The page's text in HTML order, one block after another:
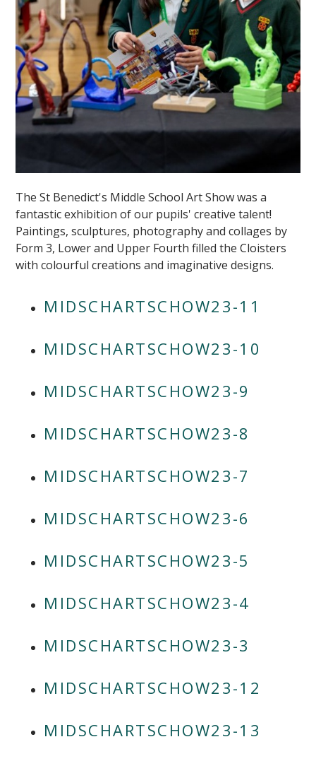
The St Benedict's Middle School Art Show was a
fantastic exhibition of our pupils' creative talent!
Paintings, sculptures, photography and collages by
Form 3, Lower and Upper Fourth filled the Cloisters
with colourful creations and imaginative designs.
MIDSCHARTSCHOW23-11
MIDSCHARTSCHOW23-10
MIDSCHARTSCHOW23-9
MIDSCHARTSCHOW23-8
MIDSCHARTSCHOW23-7
MIDSCHARTSCHOW23-6
MIDSCHARTSCHOW23-5
MIDSCHARTSCHOW23-4
MIDSCHARTSCHOW23-3
MIDSCHARTSCHOW23-12
MIDSCHARTSCHOW23-13